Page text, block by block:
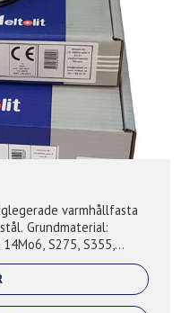
varmhållfasta
S275, S355,